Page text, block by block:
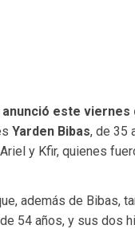
este
Yarden Bibas, de 35
y Kfir, quienes
además de Bibas,
54 años, y sus dos